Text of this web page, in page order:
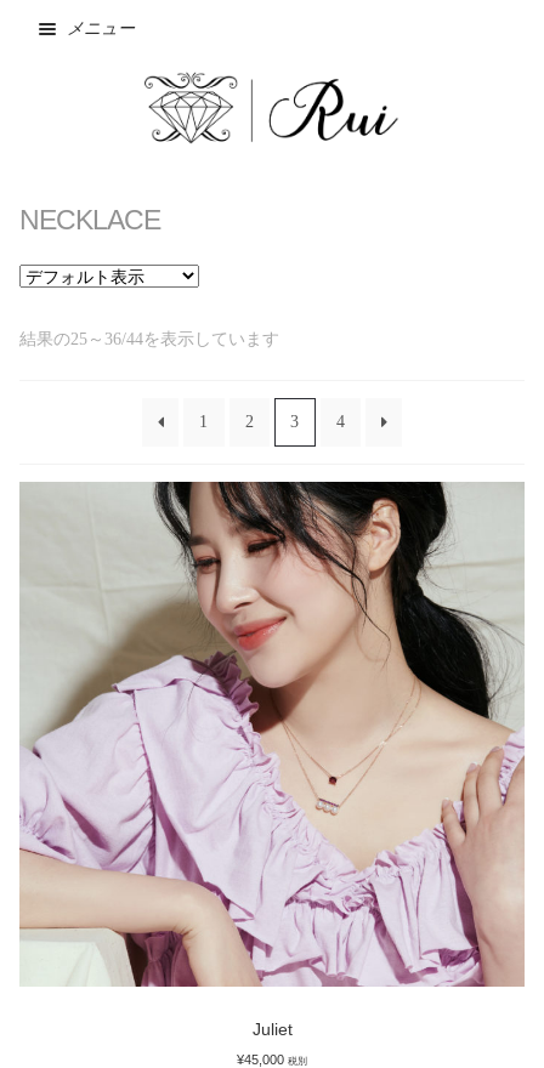
メニュー
NEW
SALE
Wishlist
お支払方法・発送方法
プライバシーポリシー
マイアカウント
会社概要
支払い
特定商取引法
NECKLACE
結果の25～36/44を表示しています
1 2 3 4
Juliet
¥45,000 税別